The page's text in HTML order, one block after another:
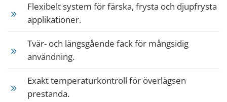
Flexibelt system för färska, frysta och djupfrysta
applikationer.
Tvär- och längsgående fack för mångsidig
användning.
Exakt temperaturkontroll för överlägsen
prestanda.